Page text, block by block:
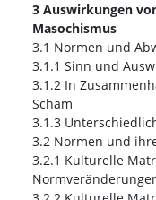
3 Auswirkungen
Masochismus
3.1 Normen und
3.1.1 Sinn und
3.1.2 In
Scham
3.1.3
3.2 Normen und
3.2.1 Kulturelle